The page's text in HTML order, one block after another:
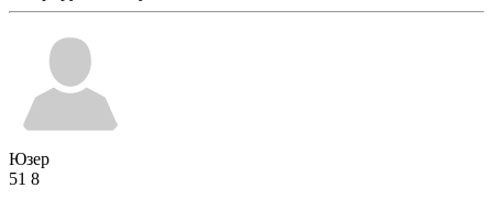
Юзер
51 8